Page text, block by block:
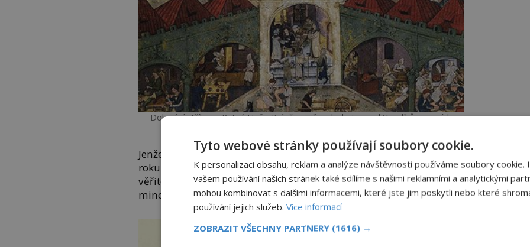
Dolování stříbra v Kutné Hoře. Právě na něm zbohatne rod Venclíků – prvních
Jenže ani majetek Vencelíkům nakonec nepomůže hrad udržet a
roku 1544 se stavba i s panstvím dostává do rukou největšího
věřitele VenclíkůAlbrechta z Gutštejna(†1550), nejvyššího
mincmistra.
Tyto webové stránky používají soubory cookie.
K personalizaci obsahu, reklam a analýze návštěvnosti používáme soubory cookie.
vašem používání našich stránek také sdílíme s našimi reklamními a analytickými
mohou kombinovat s dalšími informacemi, které jste jim poskytli nebo které
používání jejich služeb. Více informací
ZOBRAZIT VŠECHNY PARTNERY (1616) →